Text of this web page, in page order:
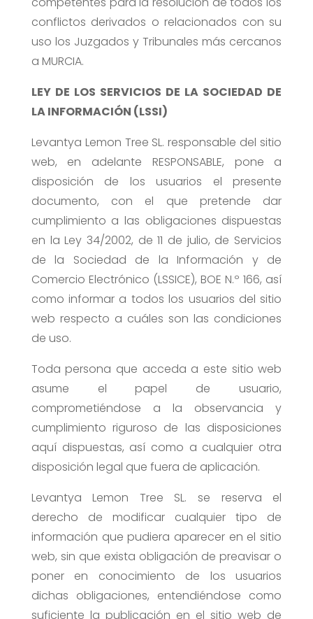
conflictos derivados o relacionados con su
uso los Juzgados y Tribunales más cercanos
a MURCIA.
LEY DE LOS SERVICIOS DE LA SOCIEDAD DE
LA INFORMACIÓN (LSSI)
Levantya Lemon Tree SL. responsable del sitio
web, en adelante RESPONSABLE, pone a
disposición de los usuarios el presente
documento, con el que pretende dar
cumplimiento a las obligaciones dispuestas
en la Ley 34/2002, de 11 de julio, de Servicios
de la Sociedad de la Información y de
Comercio Electrónico (LSSICE), BOE N.º 166, así
como informar a todos los usuarios del sitio
web respecto a cuáles son las condiciones
de uso.
Toda persona que acceda a este sitio web
asume el papel de usuario,
comprometiéndose a la observancia y
cumplimiento riguroso de las disposiciones
aquí dispuestas, así como a cualquier otra
disposición legal que fuera de aplicación.
Levantya Lemon Tree SL. se reserva el
derecho de modificar cualquier tipo de
información que pudiera aparecer en el sitio
web, sin que exista obligación de preavisar o
poner en conocimiento de los usuarios
dichas obligaciones, entendiéndose como
suficiente la publicación en el sitio web de